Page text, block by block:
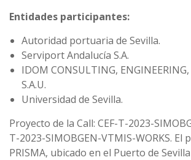
Entidades participantes:
Autoridad portuaria de Sevilla.
Serviport Andalucía S.A.
IDOM CONSULTING, ENGINEERING,
S.A.U.
Universidad de Sevilla.
Proyecto de la Call: CEF-T-2023-
T-2023-SIMOBGEN-VTMIS-WORKS. El
PRISMA, ubicado en el Puerto de